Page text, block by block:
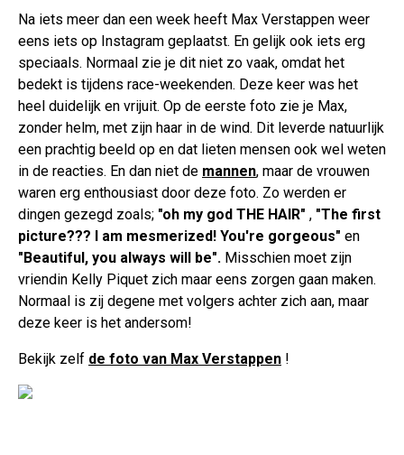
Na iets meer dan een week heeft Max Verstappen weer
eens iets op Instagram geplaatst. En gelijk ook iets erg
speciaals. Normaal zie je dit niet zo vaak, omdat het
bedekt is tijdens race-weekenden. Deze keer was het
heel duidelijk en vrijuit. Op de eerste foto zie je Max,
zonder helm, met zijn haar in de wind. Dit leverde natuurlijk
een prachtig beeld op en dat lieten mensen ook wel weten
in de reacties. En dan niet de mannen, maar de vrouwen
waren erg enthousiast door deze foto. Zo werden er
dingen gezegd zoals; "oh my god THE HAIR" , "The first
picture??? I am mesmerized! You're gorgeous" en
"Beautiful, you always will be". Misschien moet zijn
vriendin Kelly Piquet zich maar eens zorgen gaan maken.
Normaal is zij degene met volgers achter zich aan, maar
deze keer is het andersom!
Bekijk zelf de foto van Max Verstappen !